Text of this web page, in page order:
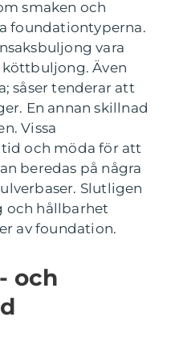
smaken och
foundationtyperna.
vara
Även
såser tenderar att
En annan skillnad
Vissa
och möda för att
beredas på några
Slutligen
och hållbarhet
av foundation.
och